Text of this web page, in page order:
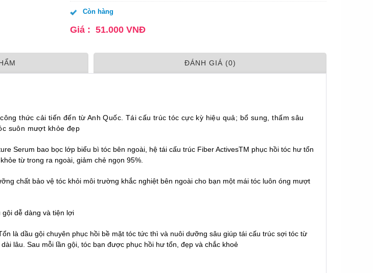
Còn hàng
Giá : 51.000 VNĐ
ÐÁNH GIÁ (0)
thức cải tiến đến từ Anh Quốc. Tái cấu trúc tóc cực kỳ hiệu quả; bổ sung, thấm sâu
suôn mượt khỏe đẹp
Serum bao bọc lớp biểu bì tóc bên ngoài, hệ tái cấu trúc Fiber ActivesTM phục hồi tóc hư tổn
từ trong ra ngoài, giảm chẻ ngọn 95%.
chất bảo vệ tóc khỏi môi trường khắc nghiệt bên ngoài cho bạn một mái tóc luôn óng mượt
dễ dàng và tiện lợi
là dầu gội chuyên phục hồi bề mặt tóc tức thì và nuôi dưỡng sâu giúp tái cấu trúc sợi tóc từ
lâu. Sau mỗi lần gội, tóc bạn được phục hồi hư tổn, đẹp và chắc khoẻ